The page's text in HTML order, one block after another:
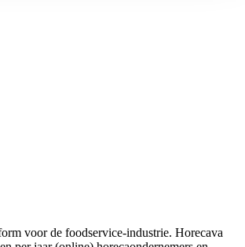
voor de foodservice-industrie. Horecava